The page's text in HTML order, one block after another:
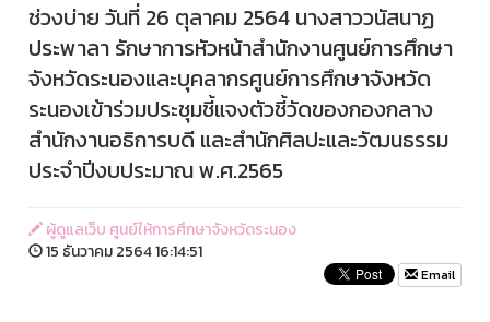
ช่วงบ่าย วันที่ 26 ตุลาคม 2564 นางสาววนัสนาฏ
ประพาลา รักษาการหัวหน้าสำนักงานศูนย์การศึกษา
จังหวัดระนองและบุคลากรศูนย์การศึกษาจังหวัด
ระนองเข้าร่วมประชุมชี้แจงตัวชี้วัดของกองกลาง
สำนักงานอธิการบดี และสำนักศิลปะและวัฒนธรรม
ประจำปีงบประมาณ พ.ศ.2565
ผู้ดูแลเว็บ ศูนย์ให้การศึกษาจังหวัดระนอง
15 ธันวาคม 2564 16:14:51
Email